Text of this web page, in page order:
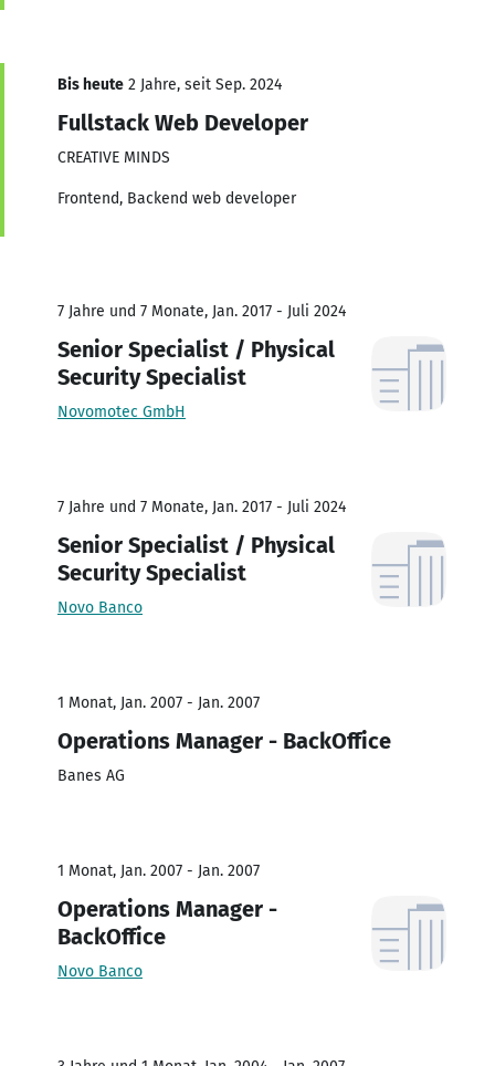
Bis heute 2 Jahre, seit Sep. 2024
Fullstack Web Developer
CREATIVE MINDS
Frontend, Backend web developer
7 Jahre und 7 Monate, Jan. 2017 - Juli 2024
Senior Specialist / Physical
Security Specialist
Novomotec GmbH
7 Jahre und 7 Monate, Jan. 2017 - Juli 2024
Senior Specialist / Physical
Security Specialist
Novo Banco
1 Monat, Jan. 2007 - Jan. 2007
Operations Manager - BackOffice
Banes AG
1 Monat, Jan. 2007 - Jan. 2007
Operations Manager -
BackOffice
Novo Banco